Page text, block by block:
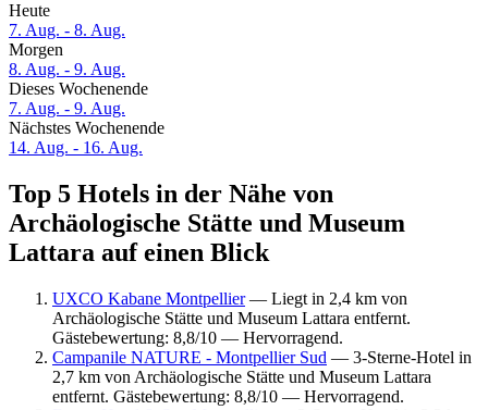
Heute
7. Aug. - 8. Aug.
Morgen
8. Aug. - 9. Aug.
Dieses Wochenende
7. Aug. - 9. Aug.
Nächstes Wochenende
14. Aug. - 16. Aug.
Top 5 Hotels in der Nähe von
Archäologische Stätte und Museum
Lattara auf einen Blick
UXCO Kabane Montpellier— Liegt in 2,4 km von
Archäologische Stätte und Museum Lattara entfernt.
Gästebewertung: 8,8/10 — Hervorragend.
Campanile NATURE - Montpellier Sud — 3-Sterne-Hotel in
2,7 km von Archäologische Stätte und Museum Lattara
entfernt. Gästebewertung: 8,8/10 — Hervorragend.